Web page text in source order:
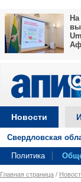
Новости
Свердловская
Политика
Главная страница /